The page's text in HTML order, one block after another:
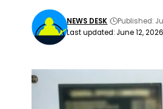
Last updated: June 12, 2026
NEWS DESK Published: